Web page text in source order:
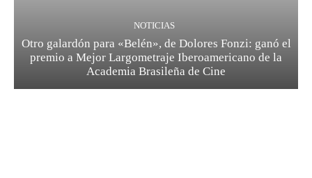
NOTICIAS
Otro galardón para «Belén», de Dolores Fonzi: ganó el
premio a Mejor Largometraje Iberoamericano de la
Academia Brasileña de Cine